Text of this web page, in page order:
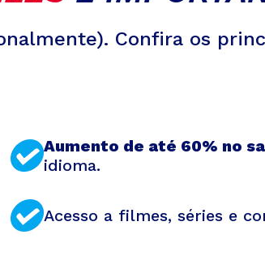
Confira os
Aumento de até 60% no
idioma.
Acesso a filmes, séries e